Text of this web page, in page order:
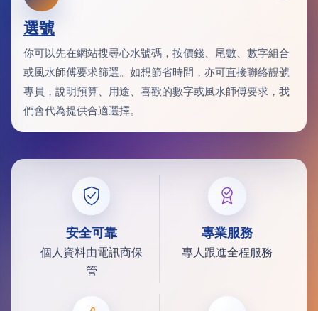
選號
你可以先在網站搜尋心水號碼，按價錢、尾數、數字組合
或風水師傅要求篩選。如想節省時間，亦可直接聯絡靚號
專員，說明預算、用途、喜歡的數字或風水師傅要求，我
們會代為提供合適選擇。
安全可靠
個人資料由電訊商保
管
專業服務
專人跟進全程服務